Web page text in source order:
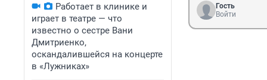
Работает в клинике и
играет в театре — что
известно о сестре Вани
Дмитриенко,
оскандалившейся на концерте
в «Лужниках»
Гость
Войти